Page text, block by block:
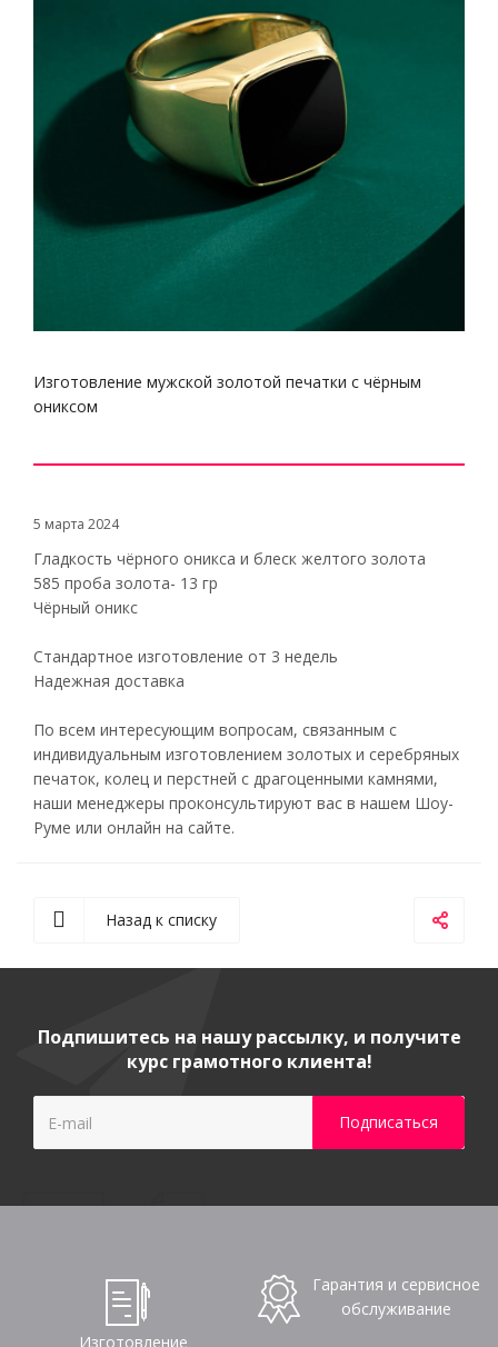
Изготовление мужской золотой печатки с чёрным
ониксом
5 марта 2024
Гладкость чёрного оникса и блеск желтого золота
585 проба золота- 13 гр
Чёрный оникс
Стандартное изготовление от 3 недель
Надежная доставка
По всем интересующим вопросам, связанным с
индивидуальным изготовлением золотых и серебряных
печаток, колец и перстней с драгоценными камнями,
наши менеджеры проконсультируют вас в нашем Шоу-
Руме или онлайн на сайте.
Назад к списку
Подпишитесь на нашу рассылку, и получите
курс грамотного клиента!
Изготовление
Гарантия и сервисное
обслуживание